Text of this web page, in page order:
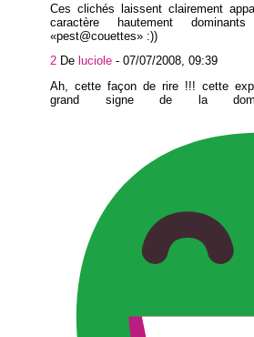
Ces clichés laissent clairement
caractère hautement
pest@couettes
:))
2 De luciole - 07/07/2008, 09:39
Ah, cette façon de rire !!! cette
grand signe de la